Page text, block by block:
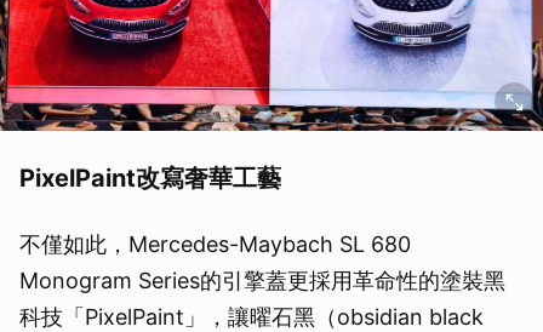
PixelPaint改寫奢華工藝
不僅如此，Mercedes-Maybach SL 680
Monogram Series的引擎蓋更採用革命性的塗裝黑
科技「PixelPaint」，讓曜石黑（obsidian black